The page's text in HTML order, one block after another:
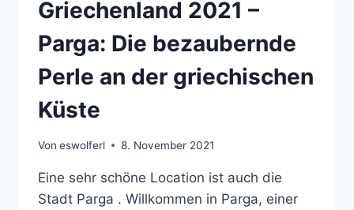
Griechenland 2021 –
Parga: Die bezaubernde
Perle an der griechischen
Küste
Von eswolferl 8. November 2021
Eine sehr schöne Location ist auch die
Stadt Parga . Willkommen in Parga, einer